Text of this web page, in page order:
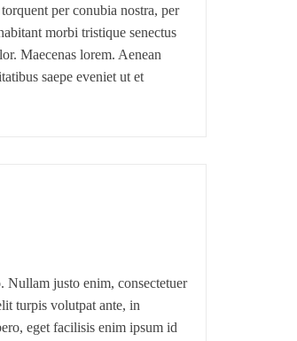
per conubia nostra, per
morbi tristique senectus
Maecenas lorem. Aenean
saepe eveniet ut et
justo enim, consectetuer
turpis volutpat ante, in
eget facilisis enim ipsum id